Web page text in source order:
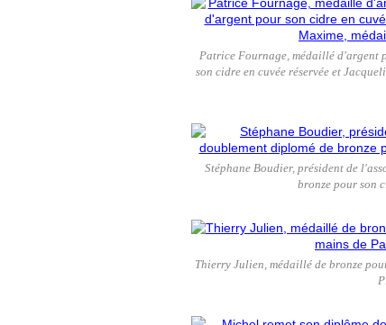
Patrice Fournage, médaillé d'argent
son cidre en cuvée réservée et
Stéphane Boudier, président de
bronze pour son
Thierry Julien, médaillé de bronze